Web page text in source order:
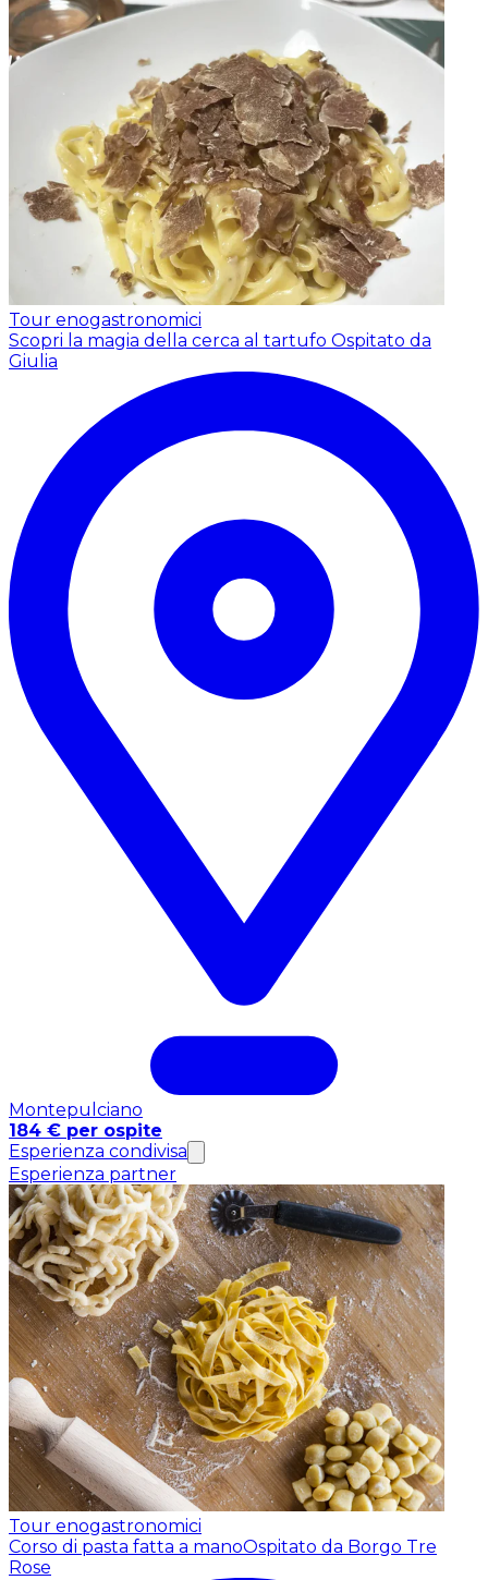
Tour enogastronomici
Scopri la magia della cerca al tartufo Ospitato da
Giulia
Montepulciano
184 € per ospite
Esperienza condivisa
Esperienza partner
Tour enogastronomici
Corso di pasta fatta a manoOspitato da Borgo Tre
Rose